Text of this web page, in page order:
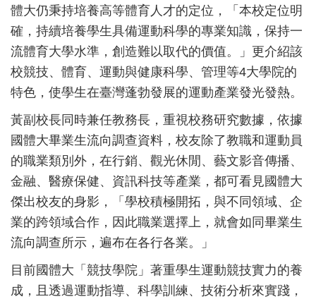
體大仍秉持培養高等體育人才的定位，「本校定位明
確，持續培養學生具備運動科學的專業知識，保持一
流體育大學水準，創造難以取代的價值。」更介紹該
校競技、體育、運動與健康科學、管理等4大學院的
特色，使學生在臺灣蓬勃發展的運動產業發光發熱。
黃副校長同時兼任教務長，重視校務研究數據，依據
國體大畢業生流向調查資料，校友除了教職和運動員
的職業類別外，在行銷、觀光休閒、藝文影音傳播、
金融、醫療保健、資訊科技等產業，都可看見國體大
傑出校友的身影，「學校積極開拓，與不同領域、企
業的跨領域合作，因此職業選擇上，就會如同畢業生
流向調查所示，遍布在各行各業。」
目前國體大「競技學院」著重學生運動競技實力的養
成，且透過運動指導、科學訓練、技術分析來實踐，